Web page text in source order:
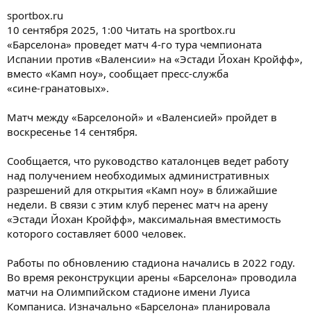
sportbox.ru
10 сентября 2025, 1:00 Читать на sportbox.ru
«Барселона» проведет матч 4‑го тура чемпионата
Испании против «Валенсии» на «Эстади Йохан Кройфф»,
вместо «Камп ноу», сообщает пресс‑служба
«сине‑гранатовых».
Матч между «Барселоной» и «Валенсией» пройдет в
воскресенье 14 сентября.
Сообщается, что руководство каталонцев ведет работу
над получением необходимых административных
разрешений для открытия «Камп ноу» в ближайшие
недели. В связи с этим клуб перенес матч на арену
«Эстади Йохан Кройфф», максимальная вместимость
которого составляет 6000 человек.
Работы по обновлению стадиона начались в 2022 году.
Во время реконструкции арены «Барселона» проводила
матчи на Олимпийском стадионе имени Луиса
Компаниса. Изначально «Барселона» планировала